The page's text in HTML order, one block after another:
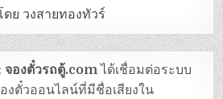
ย วงสายทองทัวร์
:จองตั๋วรถตู้.comได้เชื่อมต่อระบบ
งตั๋วออนไลน์ที่มีชื่อเสียงใน